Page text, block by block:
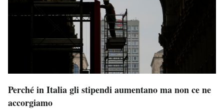
Perché in Italia gli stipendi aumentano ma non ce ne
accorgiamo